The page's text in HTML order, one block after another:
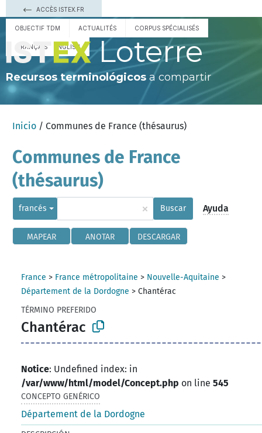
ACCÈS ISTEX.FR
OBJECTIF TDM ACTUALITÉS CORPUS SPÉCIALISÉS
FRANÇAIS ENGLISH Loterre
Recursos terminológicos a compartir
Inicio / Communes de France (thésaurus)
Communes de France
(thésaurus)
francés × Buscar Ayuda
MAPEAR ANOTAR DESCARGAR
France > France métropolitaine > Nouvelle-Aquitaine >
Département de la Dordogne >Chantérac
TÉRMINO PREFERIDO
Chantérac
Notice: Undefined index: in
/var/www/html/model/Concept.php on line545
CONCEPTO GENÉRICO
Département de la Dordogne